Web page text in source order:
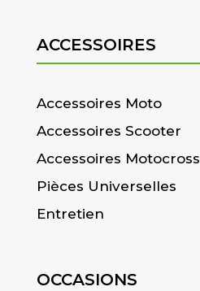
ACCESSOIRES
Accessoires Moto
Accessoires Scooter
Accessoires Motocross
Pièces Universelles
Entretien
OCCASIONS